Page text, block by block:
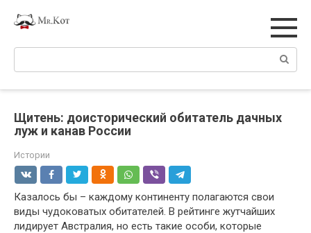
Поиск:
Щитень: доисторический обитатель дачных
луж и канав России
Истории
Казалось бы – каждому континенту полагаются свои
виды чудоковатых обитателей. В рейтинге жутчайших
лидирует Австралия, но есть такие особи, которые